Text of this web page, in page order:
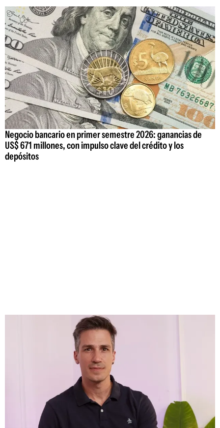
Negocio bancario en primer semestre 2026: ganancias de
US$ 671 millones, con impulso clave del crédito y los
depósitos